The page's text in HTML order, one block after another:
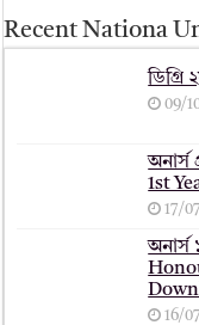
Recent Nationa
ডিগ্রি
09/
অনার্স
1st
17/
অনার্স
16/